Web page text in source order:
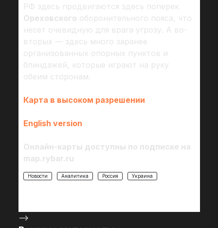
РФ здесь продвигаются здесь поперек
Ореховского оборонительного пояса, что
несет очевидную для врага угрозу. А во-
вторых — здесь много заранее
организованных опорных пунктов и
блиндажей, которые играют на руку
обеим сторонам.
Карта в высоком разрешении
English version
Онлайн-карты доступны по подписке на
map.rybar.ru
Новости Аналитика Россия Украина
-->